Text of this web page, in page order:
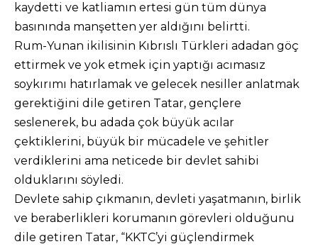
kaydetti ve katliamın ertesi gün tüm dünya
basınında manşetten yer aldığını belirtti.
Rum-Yunan ikilisinin Kıbrıslı Türkleri adadan göç
ettirmek ve yok etmek için yaptığı acımasız
soykırımı hatırlamak ve gelecek nesiller anlatmak
gerektiğini dile getiren Tatar, gençlere
seslenerek, bu adada çok büyük acılar
çektiklerini, büyük bir mücadele ve şehitler
verdiklerini ama neticede bir devlet sahibi
olduklarını söyledi.
Devlete sahip çıkmanın, devleti yaşatmanın, birlik
ve beraberlikleri korumanın görevleri olduğunu
dile getiren Tatar, “KKTC’yi güçlendirmek